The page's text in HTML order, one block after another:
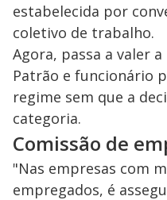
estabelecida por
coletivo de trabalho.
Agora, passa a valer
Patrão e funcionário
regime sem que a
categoria.
Comissão de
"Nas empresas com
empregados, é